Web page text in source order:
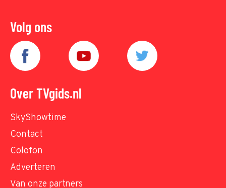
Volg ons
Over TVgids.nl
SkyShowtime
Contact
Colofon
Adverteren
Van onze partners